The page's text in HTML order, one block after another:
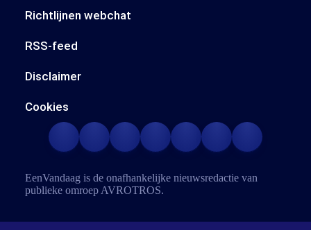
Richtlijnen webchat
RSS-feed
Disclaimer
Cookies
EenVandaag is de onafhankelijke nieuwsredactie van
publieke omroep AVROTROS.